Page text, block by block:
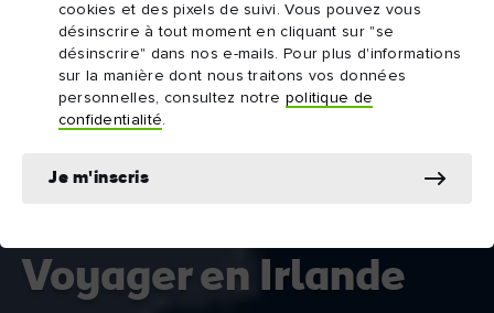
cookies et des pixels de suivi. Vous pouvez vous
désinscrire à tout moment en cliquant sur "se
désinscrire" dans nos e-mails. Pour plus d'informations
sur la manière dont nous traitons vos données
personnelles, consultez notre politique de
confidentialité
Je m'inscris
Voyager en Irlande